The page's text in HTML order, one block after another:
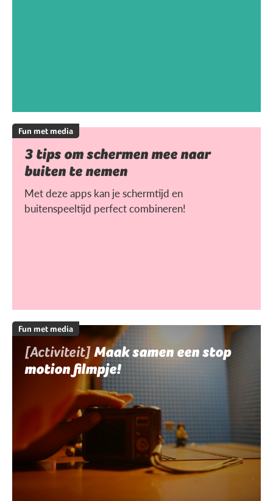
Fun met media
3 tips om schermen mee naar
buiten te nemen
Met deze apps kan je schermtijd en
buitenspeeltijd perfect combineren!
Fun met media
[Activiteit]Maak samen een stop
motion filmpje!